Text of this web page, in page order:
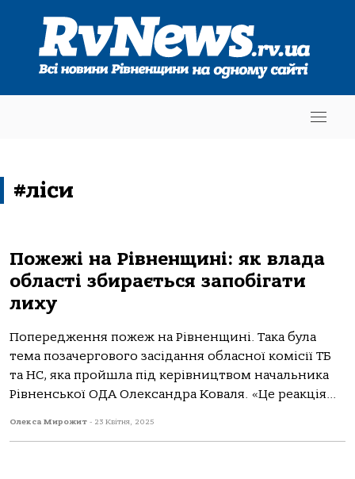
#ліси
Пожежі на Рівненщині: як влада
області збирається запобігати
лиху
Попередження пожеж на Рівненщині. Така була
тема позачергового засідання обласної комісії ТБ
та НС, яка пройшла під керівництвом начальника
Рівненської ОДА Олександра Коваля. «Це реакція...
Олекса Мирожит - 23 Квітня, 2025